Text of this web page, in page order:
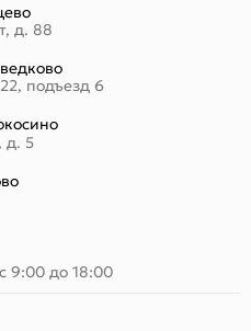
д. 88
подъезд 6
д. 5
9:00 до 18:00